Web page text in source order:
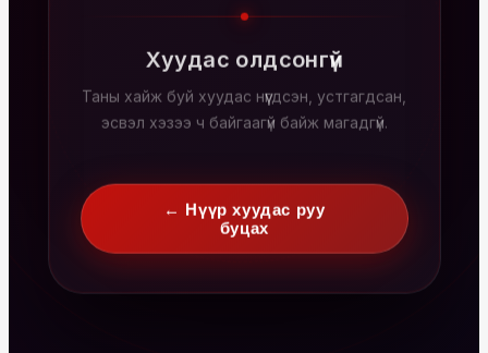
Хуудас олдсонгүй
Таны хайж буй хуудас нүүгдсэн, устгагдсан,
эсвэл хэзээ ч байгаагүй байж магадгүй.
← Нүүр хуудас руу
буцах